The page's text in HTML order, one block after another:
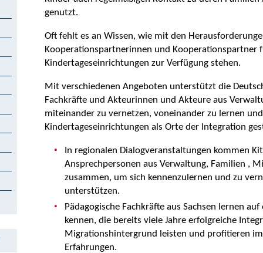
genutzt.
Oft fehlt es an Wissen, wie mit den
Kooperationspartnerinnen und Kooperationspartner
Kindertageseinrichtungen zur Verfügung stehen.
Mit verschiedenen Angeboten unterstützt die
Fachkräfte und Akteurinnen und Akteure aus
miteinander zu vernetzen, voneinander zu lernen
Kindertageseinrichtungen als Orte der Integration
In regionalen Dialogveranstaltungen kommen
Ansprechpersonen aus Verwaltung, Familien ,
zusammen, um sich kennenzulernen und zu
unterstützen.
Pädagogische Fachkräfte aus Sachsen lernen
kennen, die bereits viele Jahre erfolgreiche
Migrationshintergrund leisten und profitieren
Erfahrungen.